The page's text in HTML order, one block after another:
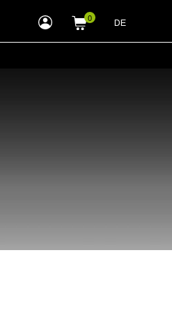
myLEWITT
Account
DE